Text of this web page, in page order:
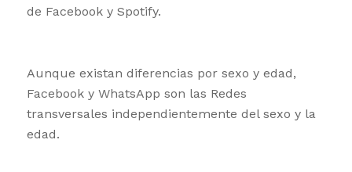
de Facebook y Spotify.
Aunque existan diferencias por sexo y edad,
Facebook y WhatsApp son las Redes
transversales independientemente del sexo y la
edad.